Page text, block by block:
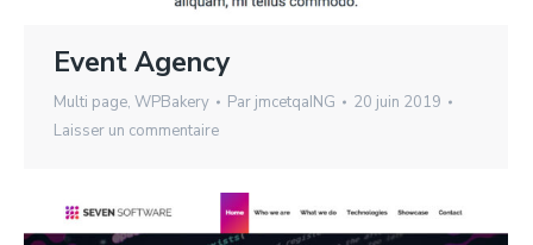
Event Agency
Multi page, WPBakery Par jmcetqaING
20 juin 2019
Laisser un commentaire